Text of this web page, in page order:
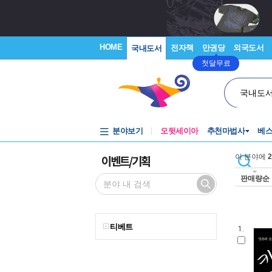
HOME 국내도서 전자책 만권당
첫달무료
외국도서
국내도
분야보기 오뒷세이아 추천마법사 베
이벤트/기획
티베트
이 분야에 2
판매량순
1.